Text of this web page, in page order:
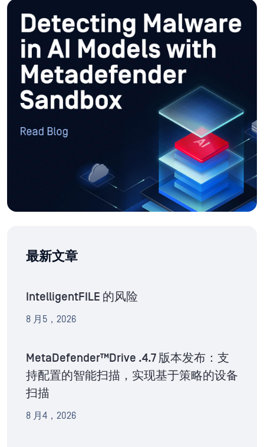
最新文章
IntelligentFILE 的风险
8 月5，2026
MetaDefender™Drive .4.7 版本发布：支
持配置的智能扫描，实现基于策略的设备
扫描
8 月4，2026